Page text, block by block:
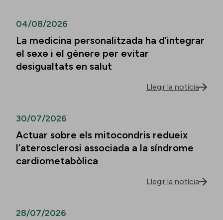
04/08/2026
La medicina personalitzada ha d’integrar
el sexe i el gènere per evitar
desigualtats en salut
Llegir la notícia
30/07/2026
Actuar sobre els mitocondris redueix
l’aterosclerosi associada a la síndrome
cardiometabòlica
Llegir la notícia
28/07/2026